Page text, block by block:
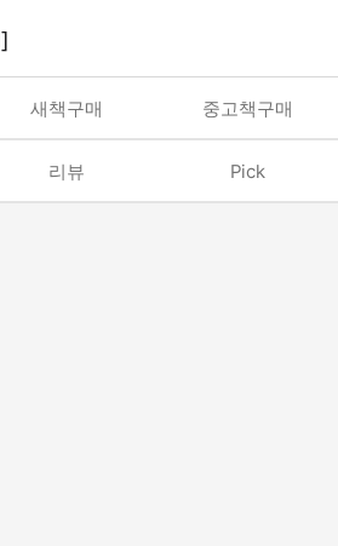
새책구매 중고책구매
리뷰 Pick